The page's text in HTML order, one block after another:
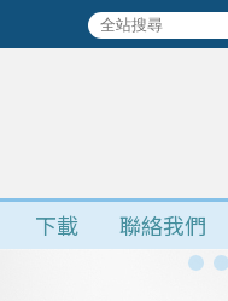
下載 聯絡我們